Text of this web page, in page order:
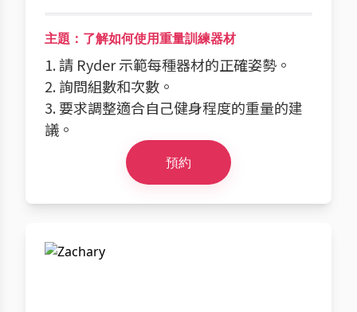
主題：了解如何使用重量訓練器材
1. 請 Ryder 示範每種器材的正確姿勢。
2. 詢問組數和次數。
3. 要求調整適合自己健身程度的重量的建
議。
預約